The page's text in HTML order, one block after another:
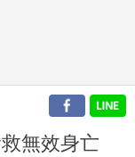
無效身亡